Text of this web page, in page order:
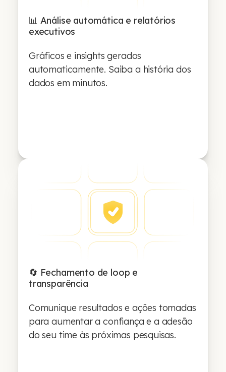
📊 Análise automática e relatórios
executivos
Gráficos e insights gerados
automaticamente. Saiba a história dos
dados em minutos.
🔄 Fechamento de loop e
transparência
Comunique resultados e ações tomadas
para aumentar a confiança e a adesão
do seu time às próximas pesquisas.